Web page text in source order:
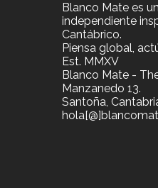
Blanco Mate es
independiente
Cantábrico.
Piensa global,
Est. MMXV
Blanco Mate -
Manzanedo 13.
Santoña,